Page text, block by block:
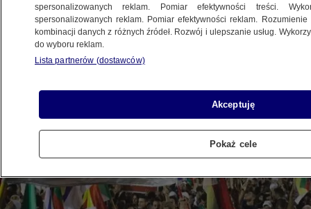
Udostępnij
spersonalizowanych reklam. Pomiar efektywności treści.
spersonalizowanych reklam. Pomiar efektywności reklam.
kombinacji danych z różnych źródeł. Rozwój i ulepszanie usług.
do wyboru reklam.
Lista partnerów (dostawców)
Akceptuję
Pokaż cele